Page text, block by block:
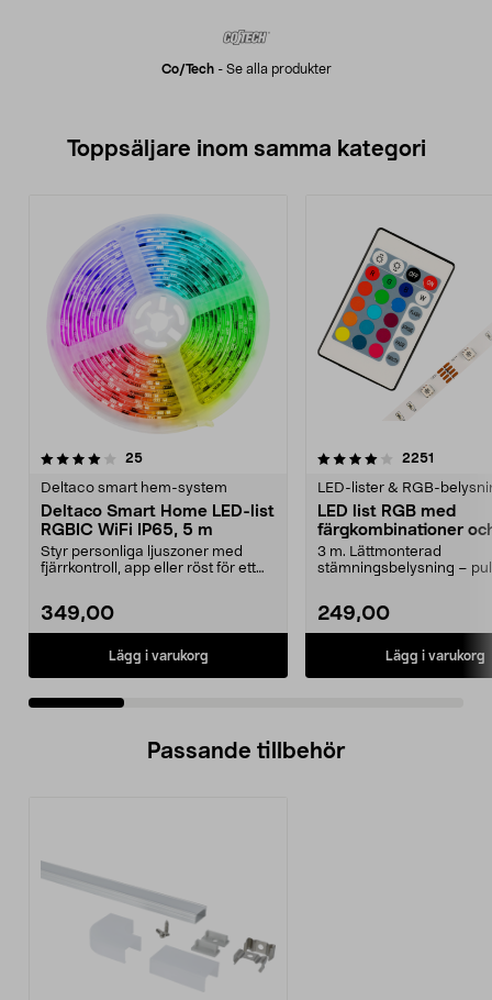
Co/tech- Se alla produkter
Toppsäljare inom samma kategori
25recensioner
Deltaco smart hem-system
Deltaco Smart Home LED-list
RGBIC WiFi IP65, 5 m
Styr personliga ljuszoner med
fjärrkontroll, app eller röst för ett
349,00
Lägg i varukorg
4.0 av 5 stjärnor 2251
LED-lister & RGB-
LED list RGB med
färgkombinationer
fjärrkontroll, Cotech
3 m. Lättmonterad
stämningsbelysning –
249,00
Lägg i varukorg
4.0 av 5 stjärnor
Passande tillbehör